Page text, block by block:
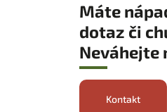
Máte
dotaz či
Neváhejte
Kontakt